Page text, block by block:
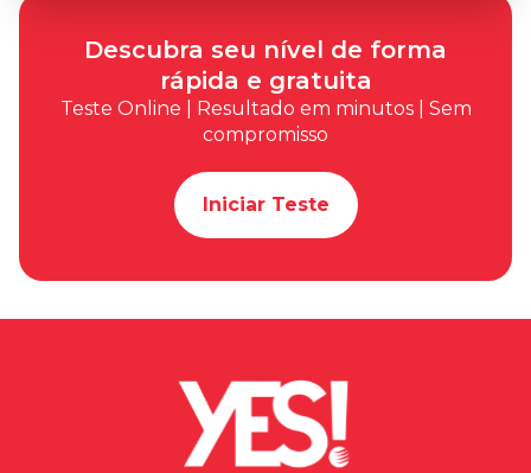
Descubra seu nível de forma
rápida e gratuita
Teste Online | Resultado em minutos | Sem
compromisso
Iniciar Teste